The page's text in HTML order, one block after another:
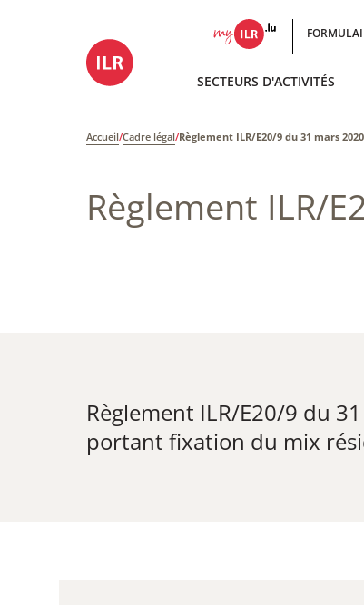
SECTEURS D'ACTIVITÉS
Accueil/Cadre légal/Règlement ILR/E20/9 du 31 mars 2020
Règlement ILR/
Règlement ILR/E20/9 du
​portant fixation du mix